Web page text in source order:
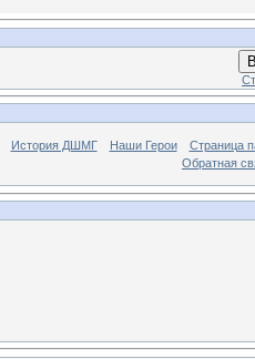
История ДШМГ Наши Герои
Страница
Обратная